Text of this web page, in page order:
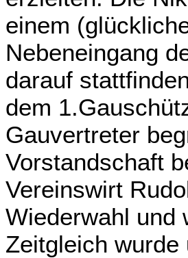
einem
Nebeneingang
darauf
dem
Gauvertreter
Vorstandschaft
Vereinswirt
Wiederwahl und
Zeitgleich